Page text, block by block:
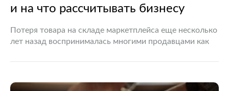
и на что рассчитывать бизнесу
Потеря товара на складе маркетплейса еще несколько
лет назад воспринималась многими продавцами как
меняется. Рост количества судебных споров,
правоприменительной…